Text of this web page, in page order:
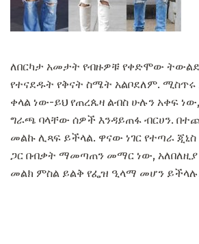
ለበርካታ አመታት የብዙዎቹ የቀድሞው
የተናደዱት የቅናት ስሜት አልቦደለም.
ቀላል ነው-ይህ የጠረጴዛ ልብስ ሁሉን አቀፍ ነው,
ግራጫ ባላቸው ሰዎች እንዳይጠፋ ብርሀን.
መልኩ ሊጻፍ ይችላል. ዋናው ነገር የተጣራ
ጋር በብቃት ማመጣጠን መማር ነው,
መልክ ምስል ይልቅ የፌዝ ዒላማ መሆን